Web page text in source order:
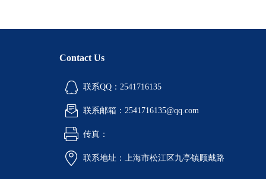
Contact Us
联系QQ：2541716135
联系邮箱：2541716135@qq.com
传真：
联系地址：上海市松江区九亭镇顾戴路